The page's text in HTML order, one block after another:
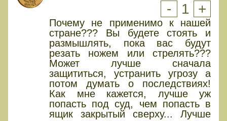
- 1 +
Почему не применимо к нашей
стране??? Вы будете стоять и
размышлять, пока вас будут
резать ножем или стрелять???
Может лучше сначала
защититься, устранить угрозу а
потом думать о последствиях!
Как мне кажется, лучше уж
попасть под суд, чем попасть в
ящик закрытый сверху... Лучше